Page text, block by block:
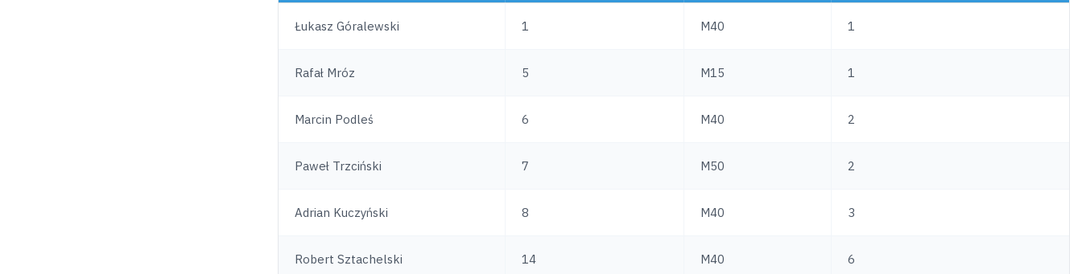
Łukasz Góralewski 1 M40 1
Rafał Mróz 5 M15 1
Marcin Podleś 6 M40 2
Paweł Trzciński 7 M50 2
Adrian Kuczyński 8 M40 3
Robert Sztachelski 14 M40 6